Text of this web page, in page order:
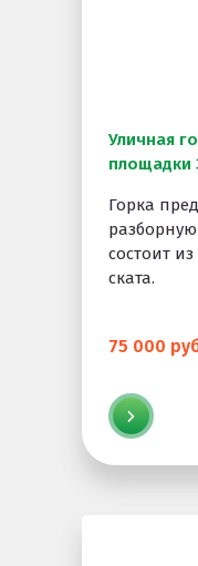
Уличная
площадки
Горка
состоит
ската.
75 000